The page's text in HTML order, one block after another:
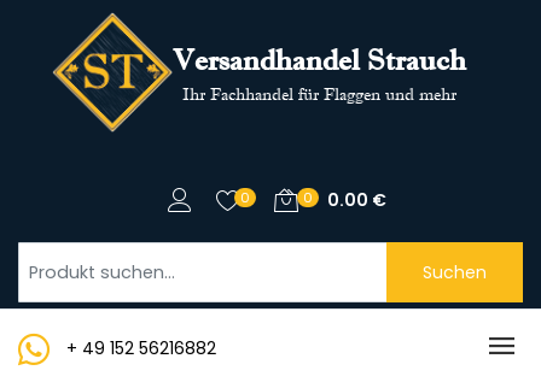
Versandhandel Strauch
Ihr Fachhandel für Flaggen und mehr
0 0 0.00 €
Suchen
+ 49 152 56216882